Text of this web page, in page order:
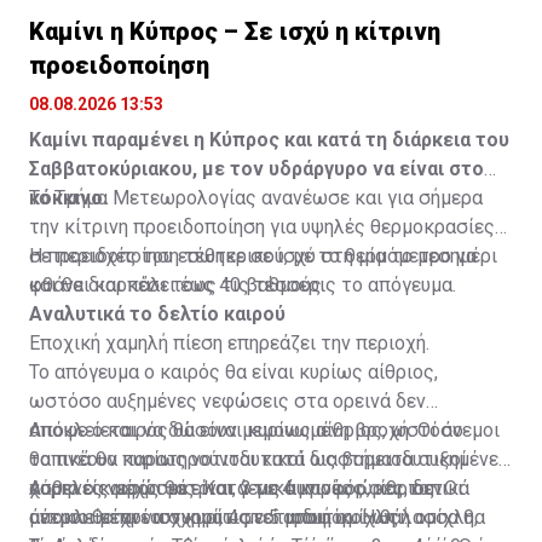
Καμίνι η Κύπρος – Σε ισχύ η κίτρινη
προειδοποίηση
08.08.2026 13:53
Καμίνι παραμένει η Κύπρος και κατά τη διάρκεια του
Σαββατοκύριακου, με τον υδράργυρο να είναι στο
κόκκινο.
Το Τμήμα Μετεωρολογίας ανανέωσε και για σήμερα
την κίτρινη προειδοποίηση για υψηλές θερμοκρασίες
σε περιοχές του εσωτερικού, με το θερμόμετρο να
φθάνει και πάλι τους 40 βαθμούς.
Η προειδοποίηση τέθηκε σε ισχύ στη μία το μεσημέρι
και θα διαρκέσει έως τις τέσσερις το απόγευμα.
Αναλυτικά το δελτίο καιρού
Εποχική χαμηλή πίεση επηρεάζει την περιοχή.
Το απόγευμα ο καιρός θα είναι κυρίως αίθριος,
ωστόσο αυξημένες νεφώσεις στα ορεινά δεν
αποκλείεται να δώσουν μεμονωμένη βροχή. Οι άνεμοι
θα πνέουν κυρίως νοτιοδυτικοί ως βορειοδυτικοί
ασθενείς μέχρι μέτριοι, 3 με 4 μποφόρ, και τοπικά
μέτριοι μέχρι ισχυροί, 4 με 5 μποφόρ. Η θάλασσα θα
Απόψε ο καιρός θα είναι κυρίως αίθριος, ωστόσο
τοπικά θα παρατηρούνται κατά διαστήματα αυξημένες
χαμηλές νεφώσεις. Κατά τις αυγινές ώρες, δεν
αποκλείεται να σχηματιστεί αραιή ομίχλη ή ομίχλη,
Αύριο ο καιρός θα είναι γενικά κυρίως αίθριος. Οι
άνεμοι θα πνέουν κυρίως νοτιοδυτικοί ως